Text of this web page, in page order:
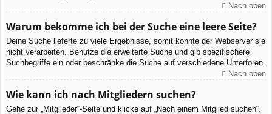
Nach oben
Warum bekomme ich bei der Suche eine leere Seite?
Deine Suche lieferte zu viele Ergebnisse, somit konnte der Webserver sie
nicht verarbeiten. Benutze die erweiterte Suche und gib spezifischere
Suchbegriffe ein oder beschränke die Suche auf verschiedene Unterforen.
Nach oben
Wie kann ich nach Mitgliedern suchen?
Gehe zur „Mitglieder“-Seite und klicke auf „Nach einem Mitglied suchen“.